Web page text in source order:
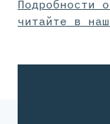
Подробности
читайте в